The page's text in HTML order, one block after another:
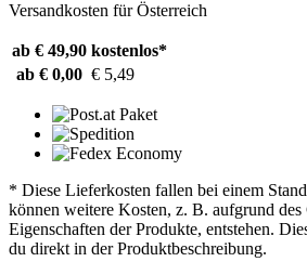
Versandkosten für Österreich
ab € 49,90 kostenlos*
ab € 0,00 € 5,49
* Diese Lieferkosten fallen bei einem
können weitere Kosten, z. B. aufgrund
Eigenschaften der Produkte, entstehen.
du direkt in der Produktbeschreibung.